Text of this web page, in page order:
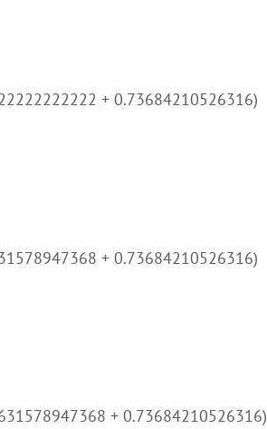
+ 0.73684210526316)
+ 0.73684210526316)
+ 0.73684210526316)